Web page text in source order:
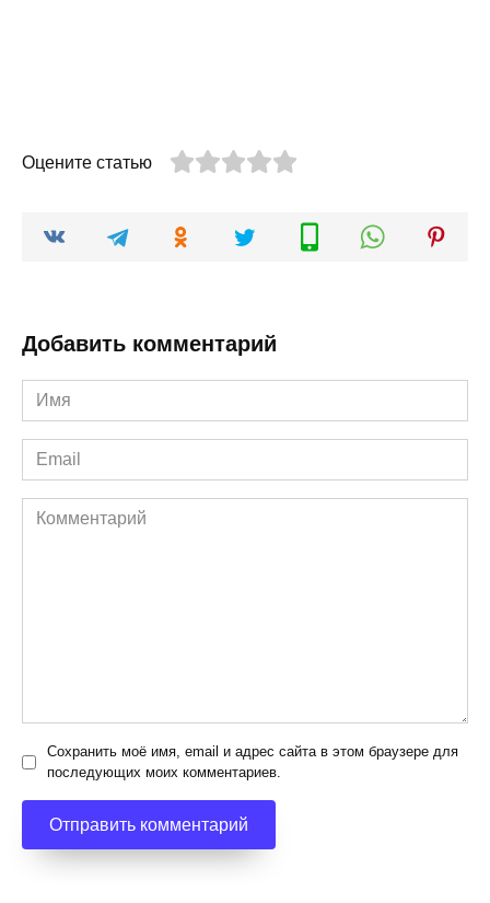
Оцените статью
Добавить комментарий
Имя
*
Email
*
Комментарий
Сохранить моё имя, email и адрес сайта в этом браузере для
последующих моих комментариев.